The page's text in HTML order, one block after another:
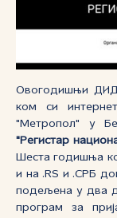
Овогодишњи
ком си
"Метропол" у
"Регистар
Шеста годишња
и на .RS и .СРБ
подељена у два
програм за